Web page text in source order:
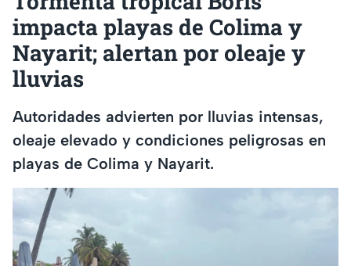
impacta playas de Colima y
Nayarit; alertan por oleaje y
lluvias
Autoridades advierten por lluvias intensas,
oleaje elevado y condiciones peligrosas en
playas de Colima y Nayarit.